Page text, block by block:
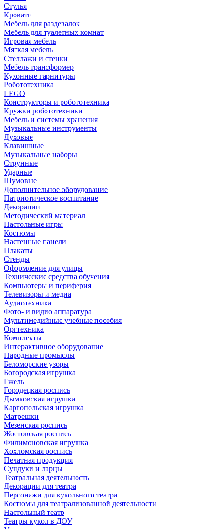
Cтулья
Кровати
Мебель для раздевалок
Мебель для туалетных комнат
Игровая мебель
Мягкая мебель
Стеллажи и стенки
Мебель трансформер
Кухонные гарнитуры
Робототехника
LEGO
Конструкторы и робототехника
Кружки робототехники
Мебель и системы хранения
Музыкальные инструменты
Духовые
Клавишные
Музыкальные наборы
Струнные
Ударные
Шумовые
Дополнительное оборудование
Патриотическое воспитание
Декорации
Методический материал
Настольные игры
Костюмы
Настенные панели
Плакаты
Стенды
Оформление для улицы
Технические средства обучения
Компьютеры и периферия
Телевизоры и медиа
Аудиотехника
Фото- и видио аппаратура
Мультимедийные учебные пособия
Оргтехника
Комплекты
Интерактивное оборудование
Народные промыслы
Беломорские узоры
Богородская игрушка
Гжель
Городецкая роспись
Дымковская игрушка
Каргопольская игрушка
Матрешки
Мезенская роспись
Жостовская роспись
Филимоновская игрушка
Хохломская роспись
Печатная продукция
Сундуки и ларцы
Театральная деятельность
Декорации для театра
Персонажи для кукольного театра
Костюмы для театрализованной деятельности
Настольный театр
Театры кукол в ДОУ